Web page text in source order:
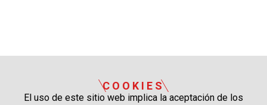
COOKIES
El uso de este sitio web implica la aceptación de los